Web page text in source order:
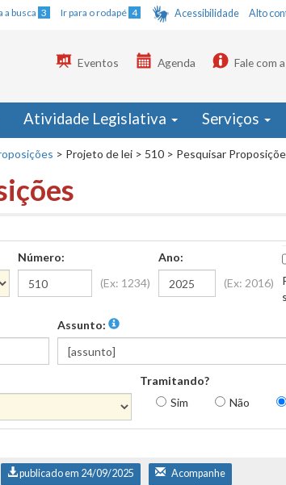
a busca 3 Ir para o rodapé 4 Acessibilidade Alto
Eventos Agenda Fale com
Atividade Legislativa Serviços
> Projeto de lei > 510 > Pesquisar
Número:
(Ex: 1234)
Ano:
(Ex: 2016)
Assunto:
Tramitando?
Sim
Não
publicado em 24/09/2025 Acompanhe